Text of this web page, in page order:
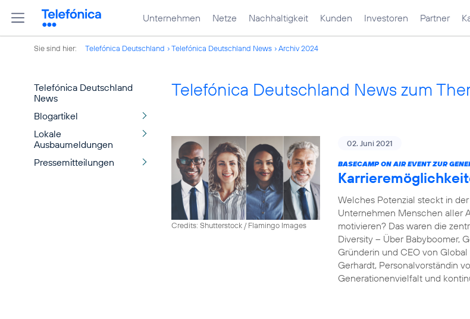
Unternehmen Netze Nachhaltigkeit Kunden Investoren Partner
Sie sind hier: Telefónica Deutschland Telefónica Deutschland News Archiv 2024
Telefónica Deutschland
News
Blogartikel
Lokale
Ausbaumeldungen
Pressemitteilungen
Telefónica Deutschland News zum
Credits: Shutterstock / Flamingo Images
02. Juni 2021
BASECAMP ON AIR EVENT ZUR
Welches Potenzial steckt in
Unternehmen Menschen aller
motivieren? Das waren die
Diversity – Über Babyboomer,
Gründerin und CEO von
Gerhardt, Personalvorständin
Generationenvielfalt und